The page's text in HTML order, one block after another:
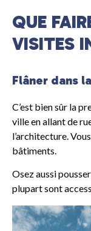
QUE
VISITES
Flâner dans
C’est bien sûr la
ville en allant de
l’architecture.
bâtiments.
Osez aussi
plupart sont